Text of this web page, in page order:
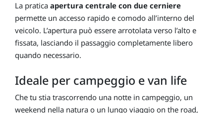
La pratica apertura centrale con due cerniere
permette un accesso rapido e comodo all’interno del
veicolo. L’apertura può essere arrotolata verso l’alto e
fissata, lasciando il passaggio completamente libero
quando necessario.
Ideale per campeggio e van life
Che tu stia trascorrendo una notte in campeggio, un
weekend nella natura o un lungo viaggio on the road,